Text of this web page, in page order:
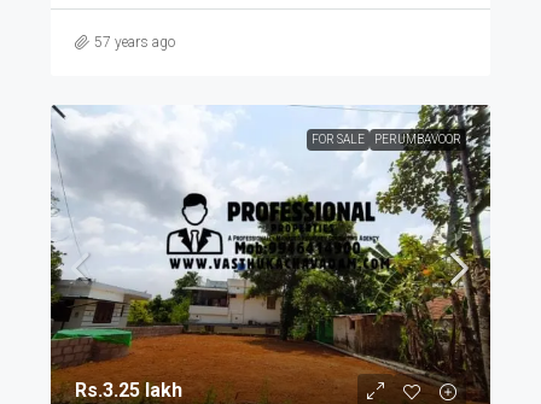
57 years ago
FOR SALE PERUMBAVOOR
Rs.3.25 lakh